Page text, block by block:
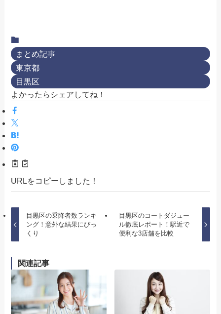
まとめ記事
東京都
目黒区
よかったらシェアしてね！
URLをコピーしました！
目黒区の乗降者数ランキ
ング！意外な結果にびっ
くり
目黒区のコートダジュー
ル徹底レポート！駅近で
便利な3店舗を比較
関連記事